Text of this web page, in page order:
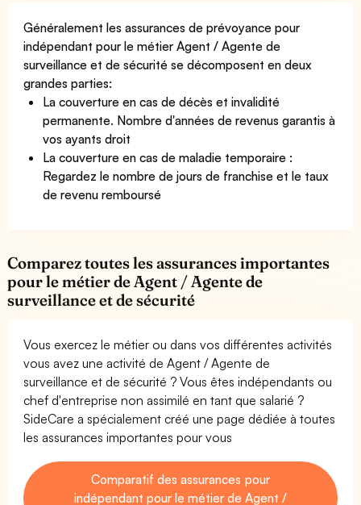
Généralement les assurances de prévoyance pour
indépendant pour le métier Agent / Agente de
surveillance et de sécurité se décomposent en deux
grandes parties:
La couverture en cas de décès et invalidité
permanente. Nombre d'années de revenus garantis à
vos ayants droit
La couverture en cas de maladie temporaire :
Regardez le nombre de jours de franchise et le taux
de revenu remboursé
Comparez toutes les assurances importantes
pour le métier de Agent / Agente de
surveillance et de sécurité
Vous exercez le métier ou dans vos différentes activités
vous avez une activité de Agent / Agente de
surveillance et de sécurité ? Vous êtes indépendants ou
chef d'entreprise non assimilé en tant que salarié ?
SideCare a spécialement créé une page dédiée à toutes
les assurances importantes pour vous
Comparatif des assurances pour
indépendant pour le métier de Agent /